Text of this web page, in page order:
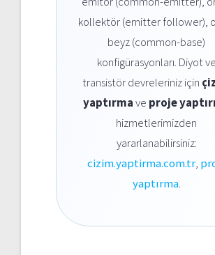
kollektör (emitter follower),
beyz (common-base)
konfigürasyonları. Diyot ve
transistör devreleriniz için
yaptırmave proje
hizmetlerimizden
yararlanabilirsiniz:
cizim.yaptirma.com.tr,
yaptırma.